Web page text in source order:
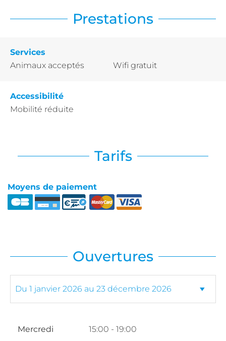
Prestations
Services
Animaux acceptés
Wifi gratuit
Accessibilité
Mobilité réduite
Tarifs
Moyens de paiement
Ouvertures
Mercredi 15:00 - 19:00